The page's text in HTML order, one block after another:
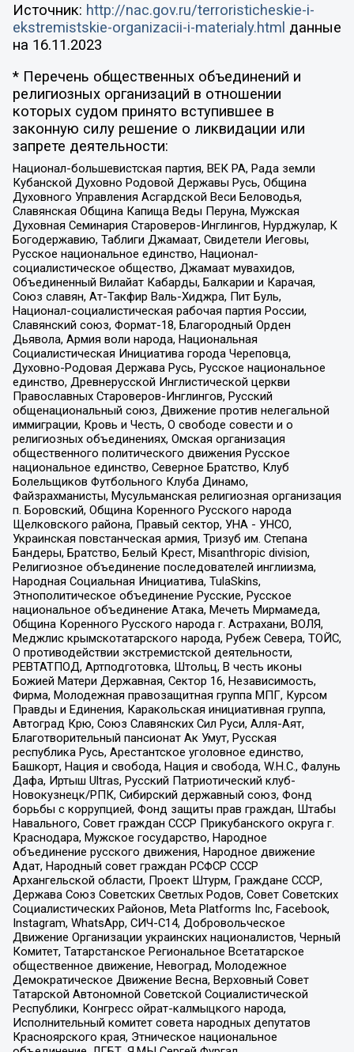
Источник: http://nac.gov.ru/terroristicheskie-i-
ekstremistskie-organizacii-i-materialy.html данные
на 16.11.2023
* Перечень общественных объединений и
религиозных организаций в отношении
которых судом принято вступившее в
законную силу решение о ликвидации или
запрете деятельности:
Национал-большевистская партия, ВЕК РА, Рада земли
Кубанской Духовно Родовой Державы Русь, Община
Духовного Управления Асгардской Веси Беловодья,
Славянская Община Капища Веды Перуна, Мужская
Духовная Семинария Староверов-Инглингов, Нурджулар, К
Богодержавию, Таблиги Джамаат, Свидетели Иеговы,
Русское национальное единство, Национал-
социалистическое общество, Джамаат мувахидов,
Объединенный Вилайат Кабарды, Балкарии и Карачая,
Союз славян, Ат-Такфир Валь-Хиджра, Пит Буль,
Национал-социалистическая рабочая партия России,
Славянский союз, Формат-18, Благородный Орден
Дьявола, Армия воли народа, Национальная
Социалистическая Инициатива города Череповца,
Духовно-Родовая Держава Русь, Русское национальное
единство, Древнерусской Инглистической церкви
Православных Староверов-Инглингов, Русский
общенациональный союз, Движение против нелегальной
иммиграции, Кровь и Честь, О свободе совести и о
религиозных объединениях, Омская организация
общественного политического движения Русское
национальное единство, Северное Братство, Клуб
Болельщиков Футбольного Клуба Динамо,
Файзрахманисты, Мусульманская религиозная организация
п. Боровский, Община Коренного Русского народа
Щелковского района, Правый сектор, УНА - УНСО,
Украинская повстанческая армия, Тризуб им. Степана
Бандеры, Братство, Белый Крест, Misanthropic division,
Религиозное объединение последователей инглиизма,
Народная Социальная Инициатива, TulaSkins,
Этнополитическое объединение Русские, Русское
национальное объединение Атака, Мечеть Мирмамеда,
Община Коренного Русского народа г. Астрахани, ВОЛЯ,
Меджлис крымскотатарского народа, Рубеж Севера, ТОЙС,
О противодействии экстремистской деятельности,
РЕВТАТПОД, Артподготовка, Штольц, В честь иконы
Божией Матери Державная, Сектор 16, Независимость,
Фирма, Молодежная правозащитная группа МПГ, Курсом
Правды и Единения, Каракольская инициативная группа,
Автоград Крю, Союз Славянских Сил Руси, Алля-Аят,
Благотворительный пансионат Ак Умут, Русская
республика Русь, Арестантское уголовное единство,
Башкорт, Нация и свобода, Нация и свобода, W.H.С., Фалунь
Дафа, Иртыш Ultras, Русский Патриотический клуб-
Новокузнецк/РПК, Сибирский державный союз, Фонд
борьбы с коррупцией, Фонд защиты прав граждан, Штабы
Навального, Совет граждан СССР Прикубанского округа г.
Краснодара, Мужское государство, Народное
объединение русского движения, Народное движение
Адат, Народный совет граждан РСФСР СССР
Архангельской области, Проект Штурм, Граждане СССР,
Держава Союз Советских Светлых Родов, Совет Советских
Социалистических Районов, Meta Platforms Inc, Facebook,
Instagram, WhatsApp, СИЧ-С14, Добровольческое
Движение Организации украинских националистов, Черный
Комитет, Татарстанское Региональное Всетатарское
общественное движение, Невоград, Молодежное
Демократическое Движение Весна, Верховный Совет
Татарской Автономной Советской Социалистической
Республики, Конгресс ойрат-калмыцкого народа,
Исполнительный комитет совета народных депутатов
Красноярского края, Этническое национальное